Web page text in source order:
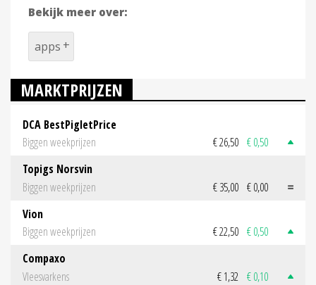
Bekijk meer over:
apps
MARKTPRIJZEN
DCA BestPigletPrice
Biggen weekprijzen
€ 26,50 € 0,50
Topigs Norsvin
Biggen weekprijzen
€ 35,00 € 0,00
Vion
Biggen weekprijzen
€ 22,50 € 0,50
Compaxo
Vleesvarkens
€ 1,32 € 0,10